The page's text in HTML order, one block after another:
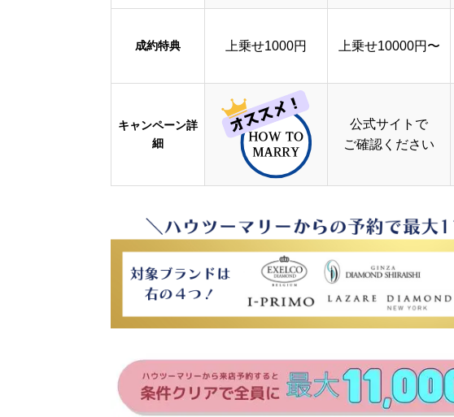
成約特典 上乗せ1000円 上乗せ10000円〜
キャンペーン詳
細
公式サイトで
ご確認ください